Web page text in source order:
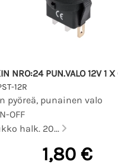
NRO:24 PUN.VALO 12V 1 X
12R
pyöreä, punainen valo
OFF
halk. 20...
1,80 €